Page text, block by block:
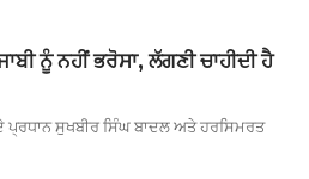
ਨੂੰ ਨਹੀਂ ਭਰੋਸਾ, ਲੱਗਣੀ ਚਾਹੀਦੀ ਹੈ
ਸੁਖਬੀਰ ਸਿੰਘ ਬਾਦਲ ਅਤੇ ਹਰਸਿਮਰਤ